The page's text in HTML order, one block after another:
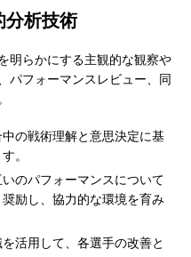
分析技術
明らかにする主観的な観察や
パフォーマンスレビュー、同
の戦術理解と意思決定に基
。
のパフォーマンスについて
励し、協力的な環境を育み
活用して、各選手の改善と